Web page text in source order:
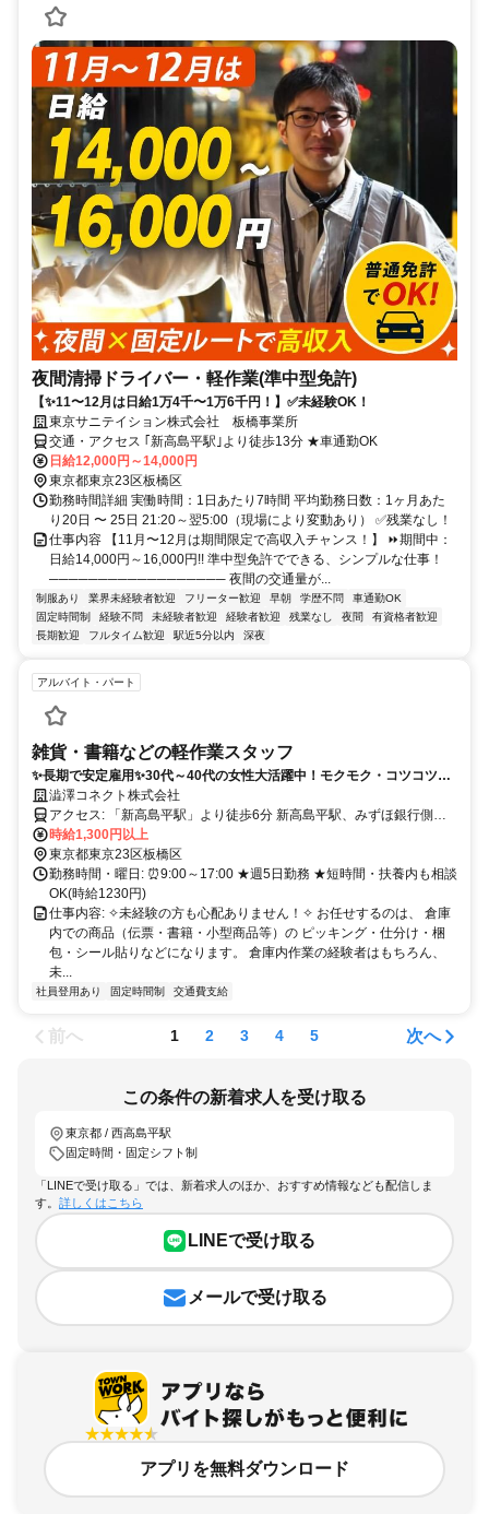
夜間清掃ドライバー・軽作業(準中型免許)
【✨11〜12月は日給1万4千〜1万6千円！】✅未経験OK！
東京サニテイション株式会社 板橋事業所
交通・アクセス ｢新高島平駅｣より徒歩13分 ★車通勤OK
日給12,000円～14,000円
東京都東京23区板橋区
勤務時間詳細 実働時間：1日あたり7時間 平均勤務日数：1ヶ月あた
り20日 〜 25日 21:20～翌5:00（現場により変動あり） ✅残業なし！
仕事内容 【11月〜12月は期間限定で高収入チャンス！】 ⏩期間中：
日給14,000円～16,000円!! 準中型免許でできる、シンプルな仕事！
────────────────── 夜間の交通量が...
制服あり 業界未経験者歓迎 フリーター歓迎 早朝 学歴不問
車通勤OK
固定時間制
経験不問 未経験者歓迎 経験者歓迎 残業なし 夜間
有資格者歓迎
長期歓迎
フルタイム歓迎 駅近5分以内 深夜
アルバイト・パート
雑貨・書籍などの軽作業スタッフ
✨長期で安定雇用✨30代～40代の女性大活躍中！モクモク・コツコツ作
業♪土日祝休みで続けやすい◎
澁澤コネクト株式会社
アクセス: 「新高島平駅」より徒歩6分 新高島平駅、みずほ銀行側へ
出て左へ進む ▼ 十字路を右折 ▼ 次の十字路を左折 ▼ 突き当たりに
東京団地倉庫 (建物左側よりお入り下さい) ※バイク・車通勤不可
時給1,300円以上
東京都東京23区板橋区
勤務時間・曜日: ⏰9:00～17:00 ★週5日勤務 ★短時間・扶養内も相談
OK(時給1230円)
仕事内容: ✧未経験の方も心配ありません！✧ お任せするのは、 倉庫
内での商品（伝票・書籍・小型商品等）の ピッキング・仕分け・梱
包・シール貼りなどになります。 倉庫内作業の経験者はもちろん、
未...
社員登用あり 固定時間制 交通費支給
前へ 1 2 3 4 5 次へ
この条件の新着求人を受け取る
東京都 / 西高島平駅
固定時間・固定シフト制
「LINEで受け取る」では、新着求人のほか、おすすめ情報なども配信しま
す。 詳しくはこちら
LINEで受け取る
メールで受け取る
アプリを無料ダウンロード